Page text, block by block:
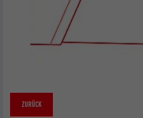
ZURÜCK